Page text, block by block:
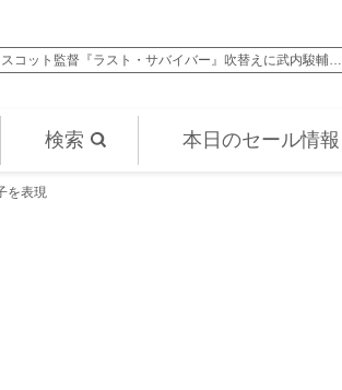
スコット監督『ラスト・サバイバー』吹替えに武内駿輔…
検索 本日のセール情報
を表現